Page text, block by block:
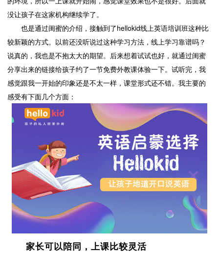
没让孩子在这家机构继续学了。
也是通过闺蜜的介绍，接触到了hellokid线上英语培训班这种比
较新颖的方式。以前还没听说过这种学习方法，线上学习靠谱吗？
说真的，我也是不抱太大的期望。后来想着试试也好，就通过闺蜜
分享出来的链接给孩子约了一节免费外教课体验一下。试听完，我
感觉跟我一开始的印象还是不太一样，课堂形式还不错。我主要的
感受有下面几个方面：
家长可以陪同，上课比较灵活